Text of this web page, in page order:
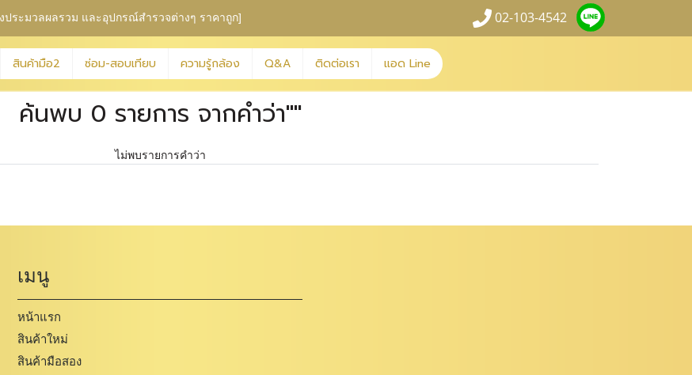
ประมวลผลรวม และอุปกรณ์สำรวจต่างๆ ราคาถูก] 02-103-4542
สินค้ามือ2 ซ่อม-สอบเทียบ ความรู้กล้อง Q&A ติดต่อเรา แอด Line
ค้นพบ 0 รายการ จากคำว่า""
ไม่พบรายการคำว่า
เมนู
หน้าแรก
สินค้าใหม่
สินค้ามือสอง